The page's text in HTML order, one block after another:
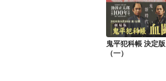
鬼平犯科帳 決定版
（一）